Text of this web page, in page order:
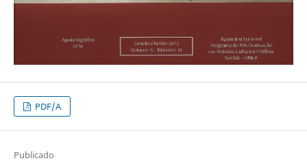
PDF/A
Publicado